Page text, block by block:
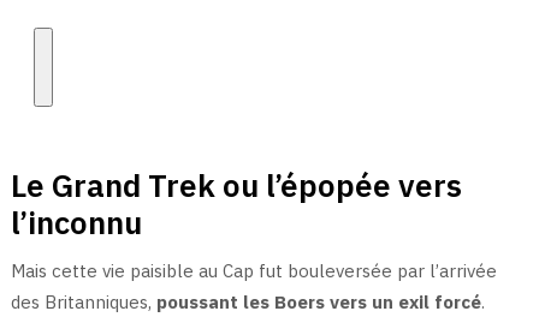
Le Grand Trek ou l’épopée vers
l’inconnu
Mais cette vie paisible au Cap fut bouleversée par l’arrivée
des Britanniques, poussant les Boers vers un exil forcé.